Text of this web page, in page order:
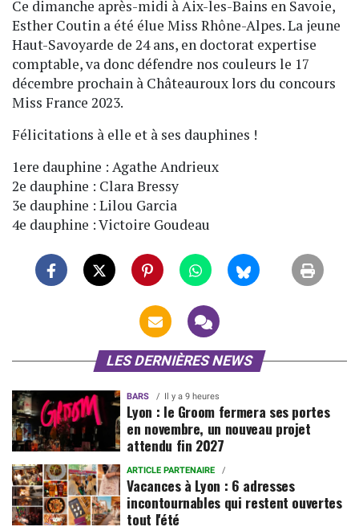
Ce dimanche après-midi à Aix-les-Bains en Savoie,
Esther Coutin a été élue Miss Rhône-Alpes. La jeune
Haut-Savoyarde de 24 ans, en doctorat expertise
comptable, va donc défendre nos couleurs le 17
décembre prochain à Châteauroux lors du concours
Miss France 2023.
Félicitations à elle et à ses dauphines !
1ere dauphine : Agathe Andrieux
2e dauphine : Clara Bressy
3e dauphine : Lilou Garcia
4e dauphine : Victoire Goudeau
LES DERNIÈRES NEWS
BARS Il y a 9 heures
Lyon : le Groom fermera ses portes
en novembre, un nouveau projet
attendu fin 2027
ARTICLE PARTENAIRE
Vacances à Lyon : 6 adresses
incontournables qui restent ouvertes
tout l'été